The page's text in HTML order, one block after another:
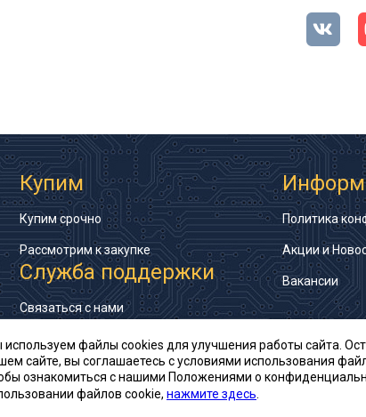
Купим
Купим срочно
Рассмотрим к закупке
Служба поддержки
Связаться с нами
Карта сайта
Политика
Акции и
Вакансии
© Ай-Пи
используем файлы cookies для улучшения работы сайта.
сайте, вы соглашаетесь с условиями использования
ознакомиться с нашими Положениями о
файлов cookie, нажмите здесь